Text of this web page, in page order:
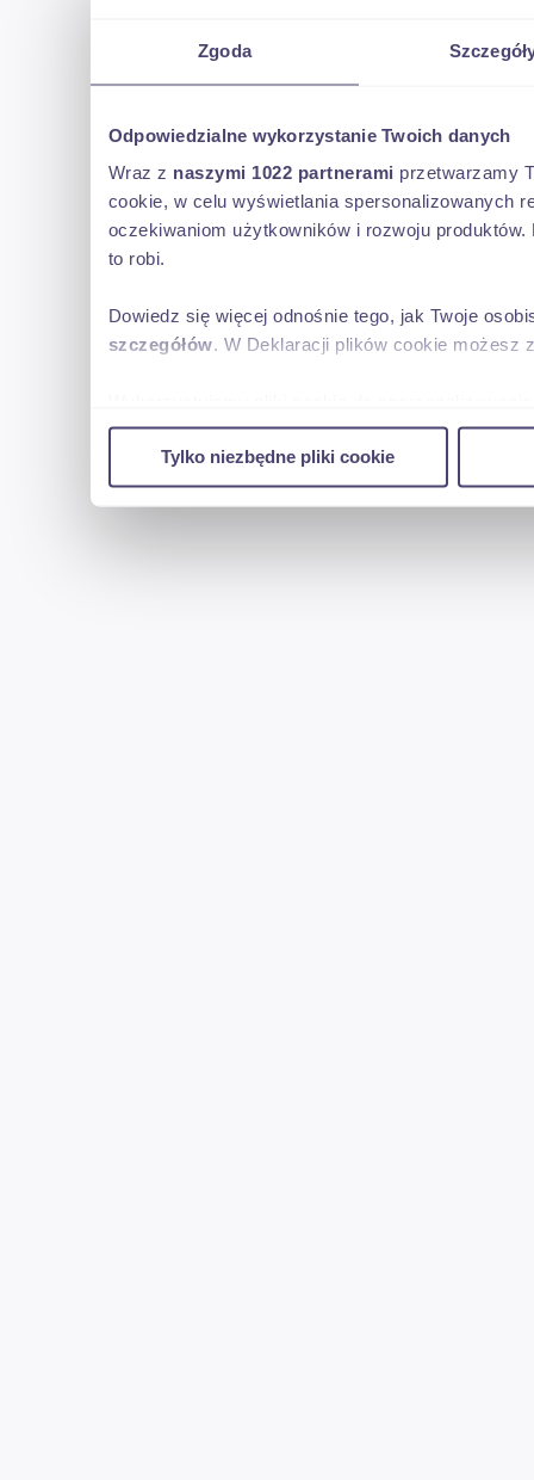
Zgoda
Odpowiedzialne wykorzystanie Twoich danych
Wraz z naszymi 1022 partnerami przetwarzamy
cookie, w celu wyświetlania spersonalizowanych
oczekiwaniom użytkowników i rozwoju
to robi.
Dowiedz się więcej odnośnie tego, jak Twoje
szczegółów. W Deklaracji plików cookie możesz
w naszej witrynie. Informacje o tym, jak
reklamowym i analitycznym. Partnerzy mogą
uzyskanymi podczas korzystania z ich usług.
Tylko niezbędne pliki cookie